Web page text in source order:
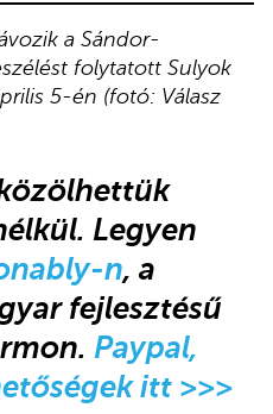
a Sándor-
folytatott Sulyok
5-én (fotó: Válasz
. Legyen
n, a
fejlesztésű
Paypal,
itt >>>